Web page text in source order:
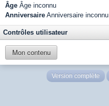
Âge Âge inconnu
Anniversaire Anniversaire inconnu
Contrôles utilisateur
Mon contenu
Version complète